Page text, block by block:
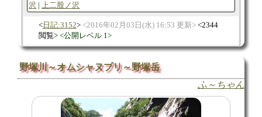
沢
上二股ノ沢
日記:3152 2016年02月03日(水) 16:53 更新
2344
閲覧
公開レベル 1
野塚川～オムシャヌプリ～野塚岳
ふ～ちゃん